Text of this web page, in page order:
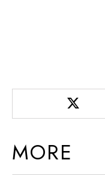
MORE